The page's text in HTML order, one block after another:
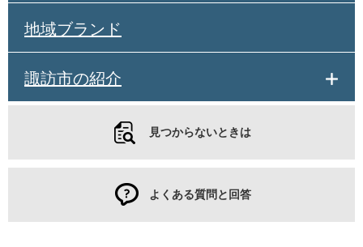
地域ブランド
諏訪市の紹介
見つからないときは
よくある質問と回答